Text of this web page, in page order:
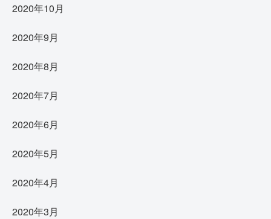
2020年10月
2020年9月
2020年8月
2020年7月
2020年6月
2020年5月
2020年4月
2020年3月